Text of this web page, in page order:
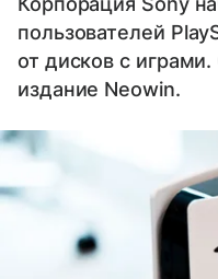
пользователей
от дисков с
издание Neowin.